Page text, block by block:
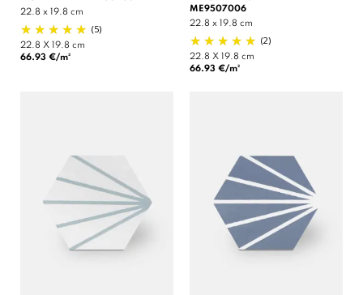
22.8 x 19.8 cm
(5)
22.8 X 19.8 cm
66.93 €/m²
ME9507006
22.8 x 19.8 cm
(2)
22.8 X 19.8 cm
66.93 €/m²